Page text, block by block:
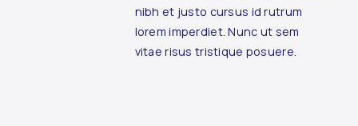
nibh et justo cursus id rutrum
lorem imperdiet. Nunc ut sem
vitae risus tristique posuere.